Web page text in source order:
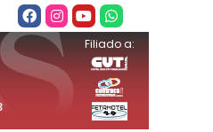
Filiado a: